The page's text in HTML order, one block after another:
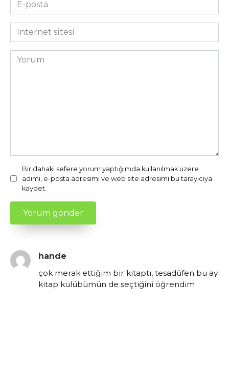
posta
*İnternet
sitesi
Yorum
Bir dahaki sefere yorum yaptığımda kullanılmak üzere
adımı, e-posta adresimi ve web site adresimi bu tarayıcıya
kaydet.
hande
çok merak ettiğim bir kitaptı, tesadüfen bu ay
kitap kulübümün de seçtiğini öğrendim